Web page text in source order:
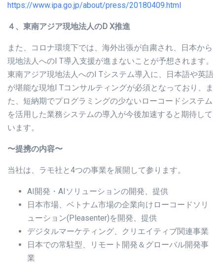
https://www.ipa.go.jp/about/press/20180409.html
４、東南アジア現地法人のD X推進
また、コロナ環境下では、海外出張が自粛され、日本から
現地法人へのI T導入支援が進まないことが予想されます。
東南アジア現地法人へのI Tシステム導入に、日本語や英語
が堪能な現地I Tコンサルティングが必須となっており、ま
た、短納期でプログラミングの少ないローコードシステム
を活用した業務システムの導入が今後加速すると期待して
います。
〜提携の内容〜
当社は、ラモ社と4つの事業を展開して参ります。
AI開発・AIソリューションの開発、提供
日本市場、ベトナム市場の企業向けローコードソリ
ューション(Pleasenter)を開発、提供
デジタルマーケティング、クリエイティブ関連事業
日本での常駐型、リモート開発＆グローバル開発事
業